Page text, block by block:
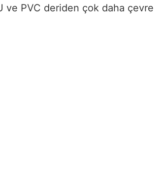
ve PVC deriden çok daha çevre